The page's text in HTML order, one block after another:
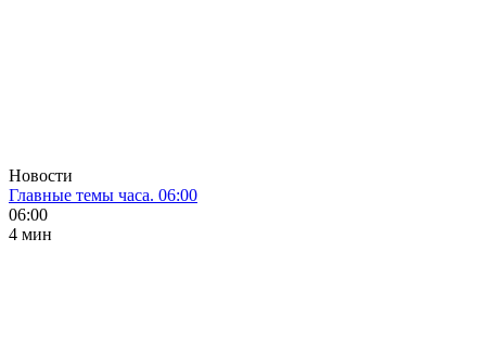
Новости
Главные темы часа. 06:00
06:00
4 мин